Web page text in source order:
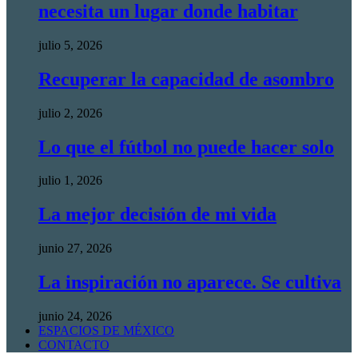
necesita un lugar donde habitar
julio 5, 2026
Recuperar la capacidad de asombro
julio 2, 2026
Lo que el fútbol no puede hacer solo
julio 1, 2026
La mejor decisión de mi vida
junio 27, 2026
La inspiración no aparece. Se cultiva
junio 24, 2026
ESPACIOS DE MÉXICO
CONTACTO